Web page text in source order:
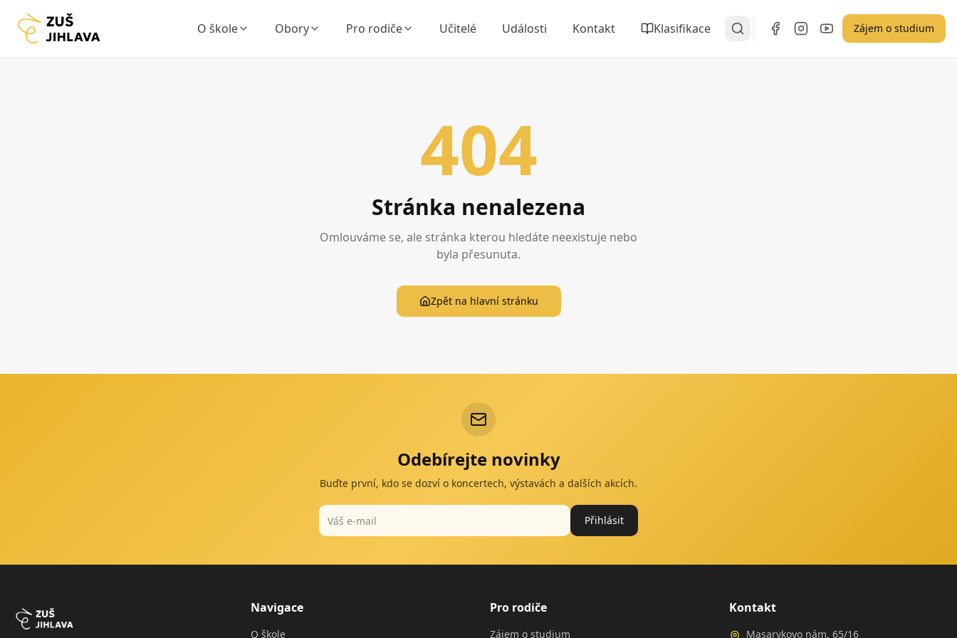
O škole Obory Pro rodiče Učitelé Události Kontakt Klasifikace Zájem o studium
404
Stránka nenalezena
Omlouváme se, ale stránka kterou hledáte neexistuje nebo
byla přesunuta.
Zpět na hlavní stránku
Odebírejte novinky
Buďte první, kdo se dozví o koncertech, výstavách a dalších akcích.
Přihlásit
Navigace
O škole
Pro rodiče
Zájem o studium
Kontakt
Masarykovo nám. 65/16